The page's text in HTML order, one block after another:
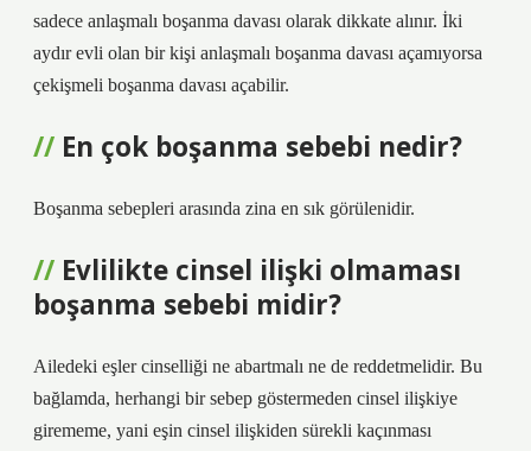
sadece anlaşmalı boşanma davası olarak dikkate alınır. İki
aydır evli olan bir kişi anlaşmalı boşanma davası açamıyorsa
çekişmeli boşanma davası açabilir.
En çok boşanma sebebi nedir?
Boşanma sebepleri arasında zina en sık görülenidir.
Evlilikte cinsel ilişki olmaması
boşanma sebebi midir?
Ailedeki eşler cinselliği ne abartmalı ne de reddetmelidir. Bu
bağlamda, herhangi bir sebep göstermeden cinsel ilişkiye
girememe, yani eşin cinsel ilişkiden sürekli kaçınması